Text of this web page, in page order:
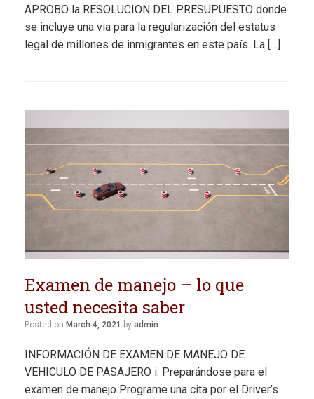
APROBO la RESOLUCION DEL PRESUPUESTO donde
se incluye una via para la regularización del estatus
legal de millones de inmigrantes en este país. La […]
Examen de manejo – lo que
usted necesita saber
Posted on March 4, 2021 by admin
INFORMACIÓN DE EXAMEN DE MANEJO DE
VEHICULO DE PASAJERO i. Preparándose para el
examen de manejo Programe una cita por el Driver’s